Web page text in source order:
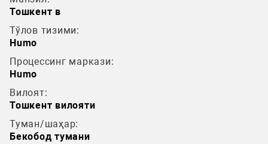
Тошкент в
Тўлов тизими:
Humo
Процессинг маркази:
Humo
Вилоят:
Тошкент вилояти
Туман/шаҳар:
Бекобод тумани